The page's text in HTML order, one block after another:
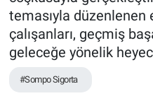
temasıyla
çalışanları, geçmiş
geleceğe yönelik
#Sompo Sigorta
Haber Arşivi